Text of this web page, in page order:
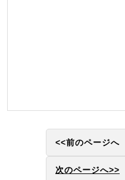
<<前のページへ
次のページへ>>